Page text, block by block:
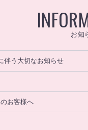
お知
伴う大切なお知らせ
お客様へ